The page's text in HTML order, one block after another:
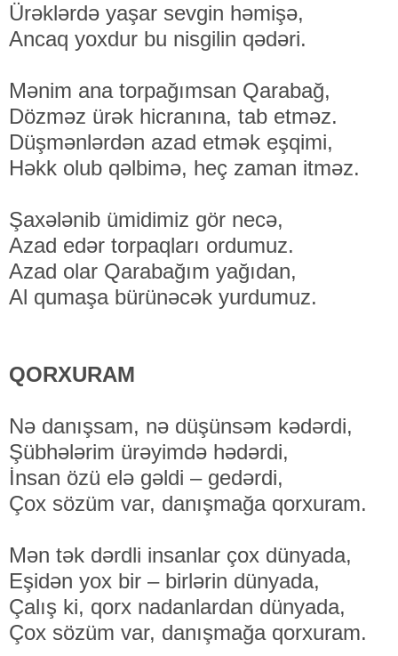
Ürəklərdə yaşar sevgin həmişə,
Ancaq yoxdur bu nisgilin qədəri.
Mənim ana torpağımsan Qarabağ,
Dözməz ürək hicranına, tab etməz.
Düşmənlərdən azad etmək eşqimi,
Həkk olub qəlbimə, heç zaman itməz.
Şaxələnib ümidimiz gör necə,
Azad edər torpaqları ordumuz.
Azad olar Qarabağım yağıdan,
Al qumaşa bürünəcək yurdumuz.
QORXURAM
Nə danışsam, nə düşünsəm kədərdi,
Şübhələrim ürəyimdə hədərdi,
İnsan özü elə gəldi – gedərdi,
Çox sözüm var, danışmağa qorxuram.
Mən tək dərdli insanlar çox dünyada,
Eşidən yox bir – birlərin dünyada,
Çalış ki, qorx nadanlardan dünyada,
Çox sözüm var, danışmağa qorxuram.